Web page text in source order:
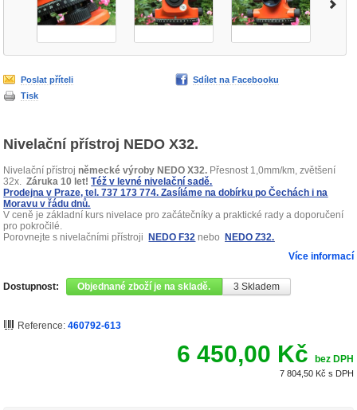
Poslat příteli
Sdílet na Facebooku
Tisk
Nivelační přístroj NEDO X32.
Nivelační přístroj německé výroby NEDO X32. Přesnost 1,0mm/km, zvětšení
32x. Záruka 10 let!Též v levné nivelační sadě.
Prodejna v Praze, tel. 737 173 774. Zasíláme na dobírku po Čechách i na
Moravu v řádu dnů.
V ceně je základní kurs nivelace pro začátečníky a praktické rady a doporučení
pro pokročilé.
Porovnejte s nivelačními přístroji
NEDO F32 nebo
NEDO Z32.
Více informací
Dostupnost: Objednané zboží je na skladě. 3 Skladem
Reference: 460792-613
6 450,00 Kč bez DPH
7 804,50 Kč s DPH